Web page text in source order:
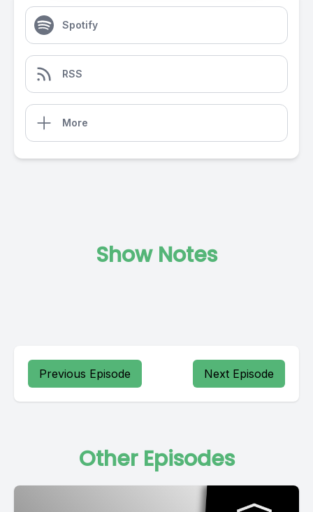
Spotify
RSS
More
Show Notes
Previous Episode Next Episode
Other Episodes